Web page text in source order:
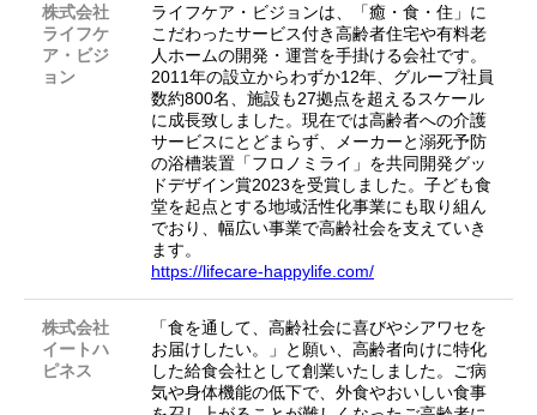
株式会社
ライフケ
ア・ビジ
ョン
ライフケア・ビジョンは、「癒・食・住」に
こだわったサービス付き高齢者住宅や有料老
人ホームの開発・運営を手掛ける会社です。
2011年の設立からわずか12年、グループ社員
数約800名、施設も27拠点を超えるスケール
に成長致しました。現在では高齢者への介護
サービスにとどまらず、メーカーと溺死予防
の浴槽装置「フロノミライ」を共同開発グッ
ドデザイン賞2023を受賞しました。子ども食
堂を起点とする地域活性化事業にも取り組ん
でおり、幅広い事業で高齢社会を支えていき
ます。
https://lifecare-happylife.com/
株式会社
イートハ
ピネス
「食を通して、高齢社会に喜びやシアワセを
お届けしたい。」と願い、高齢者向けに特化
した給食会社として創業いたしました。ご病
気や身体機能の低下で、外食やおいしい食事